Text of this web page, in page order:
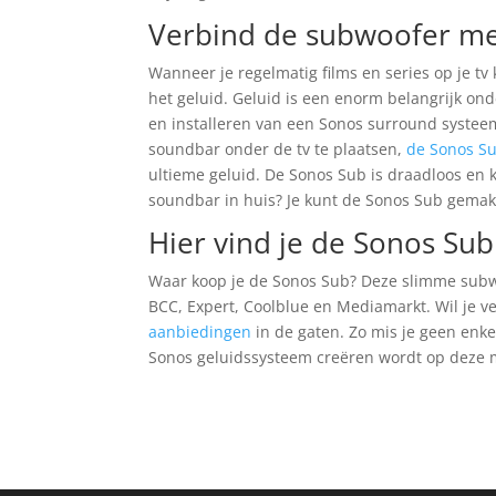
Verbind de subwoofer
Wanneer je regelmatig films en series op je
het geluid. Geluid is een enorm belangrijk
en installeren van een Sonos surround
soundbar onder de tv te plaatsen,de Sonos
ultieme geluid. De Sonos Sub is draadloos
soundbar in huis? Je kunt de Sonos Sub
Hier vind je de Sonos
Waar koop je de Sonos Sub? Deze slimme
BCC, Expert, Coolblue en Mediamarkt. Wil je
aanbiedingen in de gaten. Zo mis je geen
Sonos geluidssysteem creëren wordt op deze